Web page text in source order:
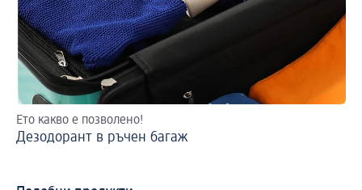
Ето какво е позволено!
Дезодорант в ръчен багаж